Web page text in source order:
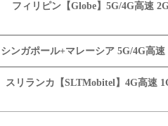
フィリピン【Globe】5G/4G高速
シンガポール+マレーシア 5G/4G高速
スリランカ【SLTMobitel】4G高速